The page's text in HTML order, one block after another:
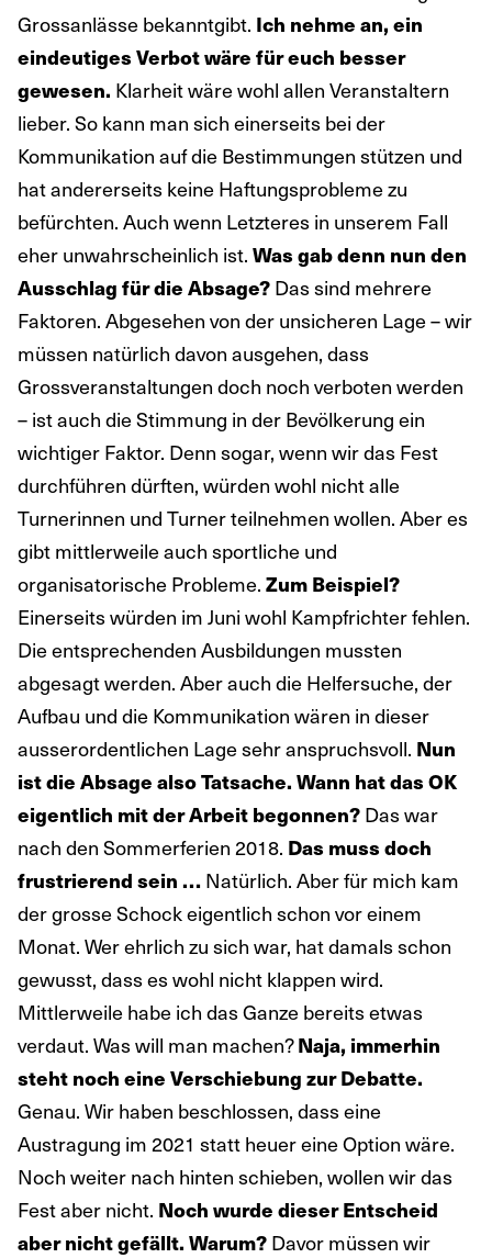
Grossanlässe bekanntgibt. Ich nehme an, ein
eindeutiges Verbot wäre für euch besser
gewesen. Klarheit wäre wohl allen Veranstaltern
lieber. So kann man sich einerseits bei der
Kommunikation auf die Bestimmungen stützen und
hat andererseits keine Haftungsprobleme zu
befürchten. Auch wenn Letzteres in unserem Fall
eher unwahrscheinlich ist.Was gab denn nun den
Ausschlag für die Absage?Das sind mehrere
Faktoren. Abgesehen von der unsicheren Lage – wir
müssen natürlich davon ausgehen, dass
Grossveranstaltungen doch noch verboten werden
– ist auch die Stimmung in der Bevölkerung ein
wichtiger Faktor. Denn sogar, wenn wir das Fest
durchführen dürften, würden wohl nicht alle
Turnerinnen und Turner teilnehmen wollen. Aber es
gibt mittlerweile auch sportliche und
organisatorische Probleme.Zum Beispiel?
Einerseits würden im Juni wohl Kampfrichter fehlen.
Die entsprechenden Ausbildungen mussten
abgesagt werden. Aber auch die Helfersuche, der
Aufbau und die Kommunikation wären in dieser
ausserordentlichen Lage sehr anspruchsvoll. Nun
ist die Absage also Tatsache. Wann hat das OK
eigentlich mit der Arbeit begonnen?Das war
nach den Sommerferien 2018. Das muss doch
frustrierend sein …Natürlich. Aber für mich kam
der grosse Schock eigentlich schon vor einem
Monat. Wer ehrlich zu sich war, hat damals schon
gewusst, dass es wohl nicht klappen wird.
Mittlerweile habe ich das Ganze bereits etwas
verdaut. Was will man machen?Naja, immerhin
steht noch eine Verschiebung zur Debatte.
Genau. Wir haben beschlossen, dass eine
Austragung im 2021 statt heuer eine Option wäre.
Noch weiter nach hinten schieben, wollen wir das
Fest aber nicht. Noch wurde dieser Entscheid
aber nicht gefällt. Warum?Davor müssen wir